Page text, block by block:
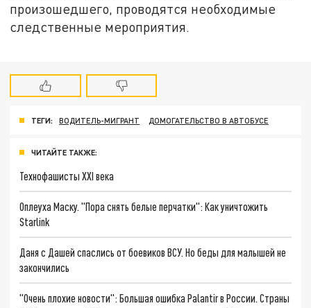
произошедшего, проводятся необходимые
следственные мероприятия.
ТЕГИ: ВОДИТЕЛЬ-МИГРАНТ ДОМОГАТЕЛЬСТВО В АВТОБУСЕ
ЧИТАЙТЕ ТАКЖЕ:
Технофашисты XXI века
Оплеуха Маску. "Пора снять белые перчатки": Как уничтожить
Starlink
Даня с Дашей спаслись от боевиков ВСУ. Но беды для малышей не
закончились
"Очень плохие новости": Большая ошибка Palantir в России. Страны